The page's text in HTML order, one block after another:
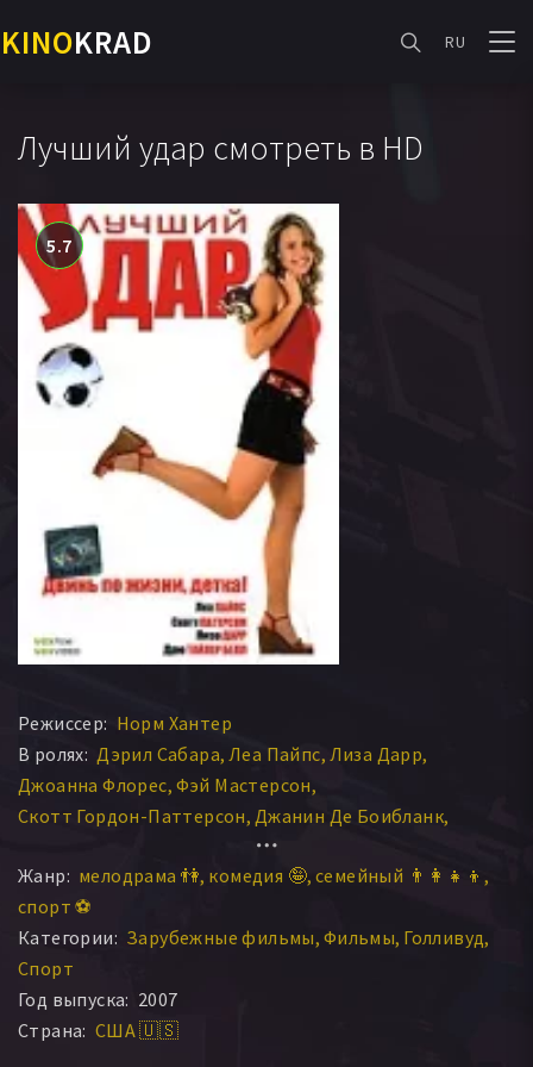
KINOKRAD RU
Лучший удар смотреть в HD
5.7
Режиссер: Норм Хантер
В ролях: Дэрил Сабара Леа Пайпс Лиза Дарр
Джоанна Флорес Фэй Мастерсон
Скотт Гордон-Паттерсон Джанин Де Боибланк
Девон Грайе
Ивэн Сабара Анна Олсон Дрю Тайлер Белл
Антонио Руис мл.
Джесика Скелтон Тодд Броци Дэвид Алан По
Ши Паркер
Пейдж Мид Джон Карло Альварез
Джеффри Олсон Ли Фруман
Жанр: мелодрама 👫 комедия 🤪 семейный 👨‍👩‍👧‍👦
спорт ⚽
Категории: Зарубежные фильмы Фильмы Голливуд
Спорт
Год выпуска: 2007
Страна: США 🇺🇸